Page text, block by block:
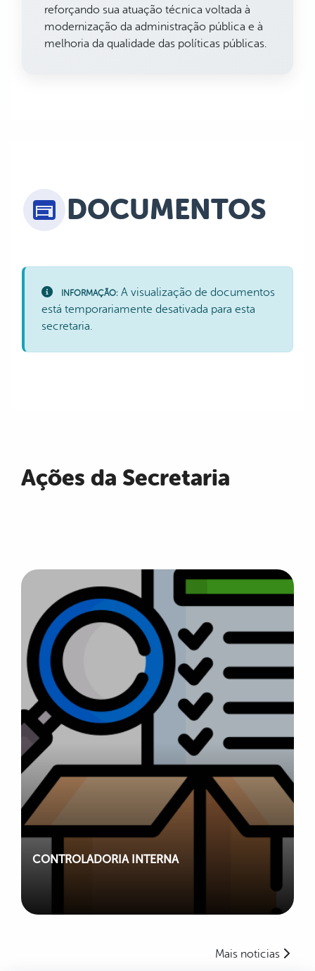
reforçando sua atuação técnica voltada à
modernização da administração pública e à
melhoria da qualidade das políticas públicas.
DOCUMENTOS
INFORMAÇÃO: A visualização de documentos
está temporariamente desativada para esta
secretaria.
Ações da Secretaria
CONTROLADORIA INTERNA
Mais noticias